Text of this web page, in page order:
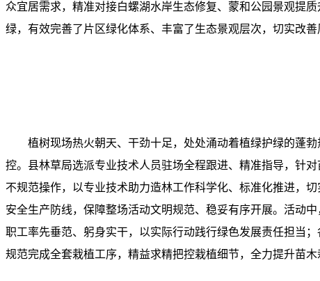
众宜居需求，精准对接白螺湖水岸生态修复、蒙和公园景观提
绿，有效完善了片区绿化体系、丰富了生态景观层次，切实改
植树现场热火朝天、干劲十足，处处涌动着植绿护绿的蓬
控。县林草局选派专业技术人员驻场全程跟进、精准指导，针
不规范操作，以专业技术助力造林工作科学化、标准化推进，
安全生产防线，保障整场活动文明规范、稳妥有序开展。活动
职工率先垂范、躬身实干，以实际行动践行绿色发展责任担当
规范完成全套栽植工序，精益求精把控栽植细节，全力提升苗